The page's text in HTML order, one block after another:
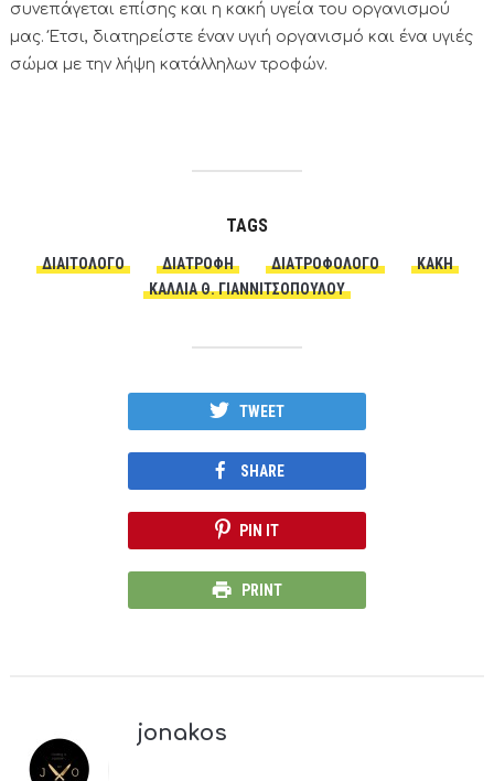
συνεπάγεται επίσης και η κακή υγεία του οργανισμού
μας. Έτσι, διατηρείστε έναν υγιή οργανισμό και ένα υγιές
σώμα με την λήψη κατάλληλων τροφών.
TAGS
ΔΙΑΙΤΟΛΌΓΟ ΔΙΑΤΡΟΦΗ ΔΙΑΤΡΟΦΟΛΌΓΟ
ΚΑΚΉ
ΚΆΛΛΙΑ Θ. ΓΙΑΝΝΙΤΣΟΠΟΎΛΟΥ
TWEET
SHARE
PIN IT
PRINT
jonakos